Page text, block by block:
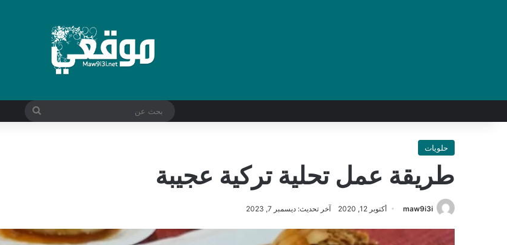
بحث
حلويات
طريقة عمل تحلية تركية عجيبة
maw9i3i أكتوبر 12, 2020 آخر تحديث: ديسمبر 7, 2023